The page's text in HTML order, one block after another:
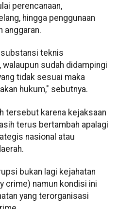
perencanaan,
hingga penggunaan
anggaran.
teknis
walaupun sudah didampingi
tidak sesuai maka
hukum," sebutnya.
tersebut karena kejaksaan
terus bertambah apalagi
nasional atau
bukan lagi kejahatan
crime) namun kondisi ini
yang terorganisasi